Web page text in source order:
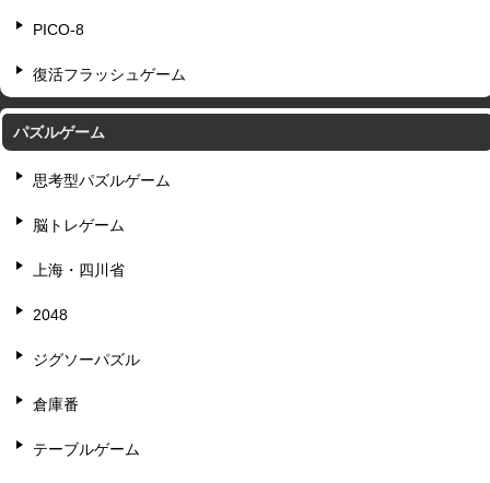
PICO-8
復活フラッシュゲーム
パズルゲーム
思考型パズルゲーム
脳トレゲーム
上海・四川省
2048
ジグソーパズル
倉庫番
テーブルゲーム